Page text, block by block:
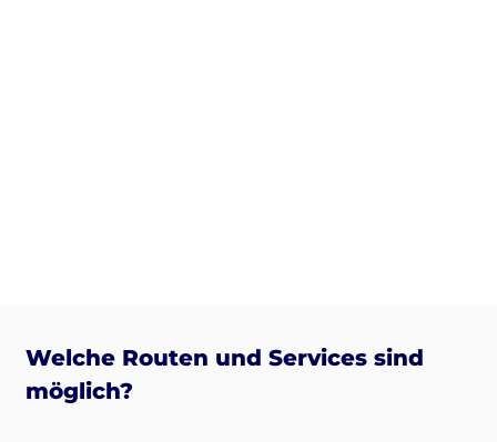
Welche Routen und Services sind
möglich?